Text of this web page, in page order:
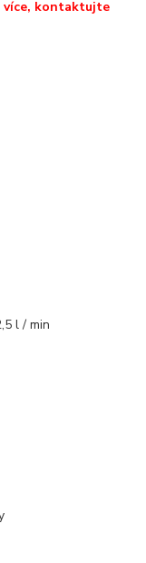
více, kontaktujte
l / min